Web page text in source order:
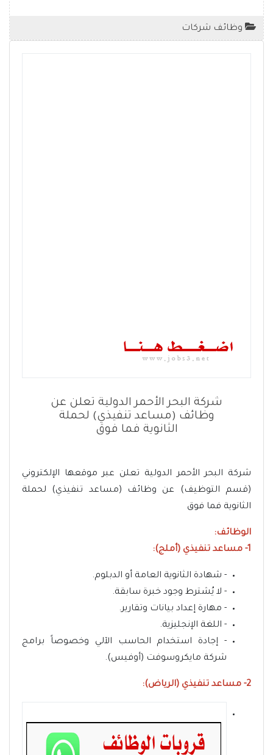
وظائف شركات
شركة البحر الأحمر الدولية تعلن عن
وظائف (مساعد تنفيذي) لحملة
الثانوية فما فوق
شركة البحر الأحمر الدولية تعلن عبر موقعها الإلكتروني
(قسم التوظيف) عن وظائف (مساعد تنفيذي) لحملة
الثانوية فما فوق
الوظائف:
1- مساعد تنفيذي (أملج):
- شهادة الثانوية العامة أو الدبلوم.
- لا يُشترط وجود خبرة سابقة.
- مهارة إعداد بيانات وتقارير.
- اللغة الإنجليزية.
- إجادة استخدام الحاسب الآلي وخصوصاً برامج
شركة مايكروسوفت (أوفيس).
2- مساعد تنفيذي (الرياض):